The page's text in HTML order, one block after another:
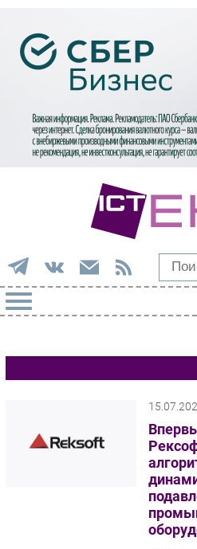
Импорто­замещение
Автоматизация
Мобильная связь
Фиксированная связь